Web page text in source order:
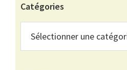
Catégories